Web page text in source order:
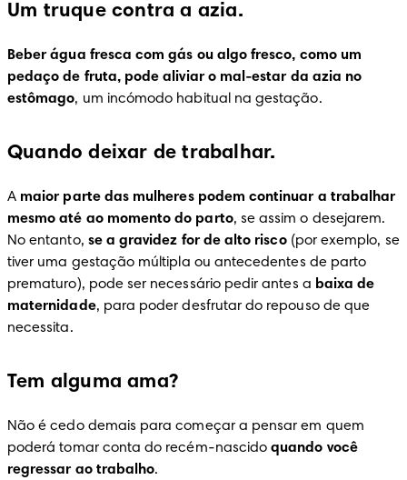
Um truque contra a azia.
Beber água fresca com gás ou algo fresco, como um
pedaço de fruta, pode aliviar o mal-estar da azia no
estômago, um incómodo habitual na gestação.
Quando deixar de trabalhar.
A maior parte das mulheres podem continuar a trabalhar
mesmo até ao momento do parto, se assim o desejarem.
No entanto, se a gravidez for de alto risco (por exemplo, se
tiver uma gestação múltipla ou antecedentes de parto
prematuro), pode ser necessário pedir antes a baixa de
maternidade, para poder desfrutar do repouso de que
necessita.
Tem alguma ama?
Não é cedo demais para começar a pensar em quem
poderá tomar conta do recém-nascido quando você
regressar ao trabalho.